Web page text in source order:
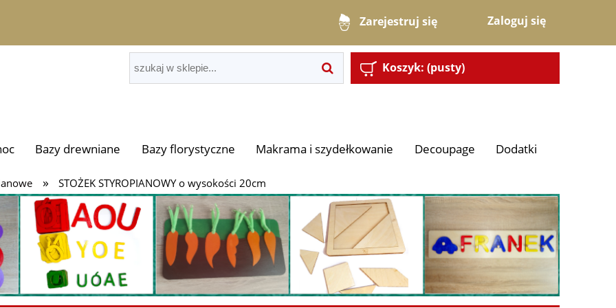
Zarejestruj się Zaloguj się
Koszyk: (pusty)
Bazy drewniane Bazy florystyczne Makrama i szydełkowanie Decoupage Dodatki
» STOŻEK STYROPIANOWY o wysokości 20cm